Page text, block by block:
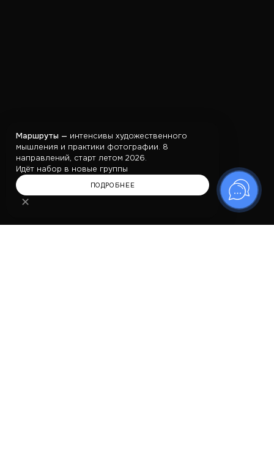
Маршруты — интенсивы художественного
мышления и практики фотографии. 8
направлений, старт летом 2026.
Идёт набор в новые группы
ПОДРОБНЕЕ
✕